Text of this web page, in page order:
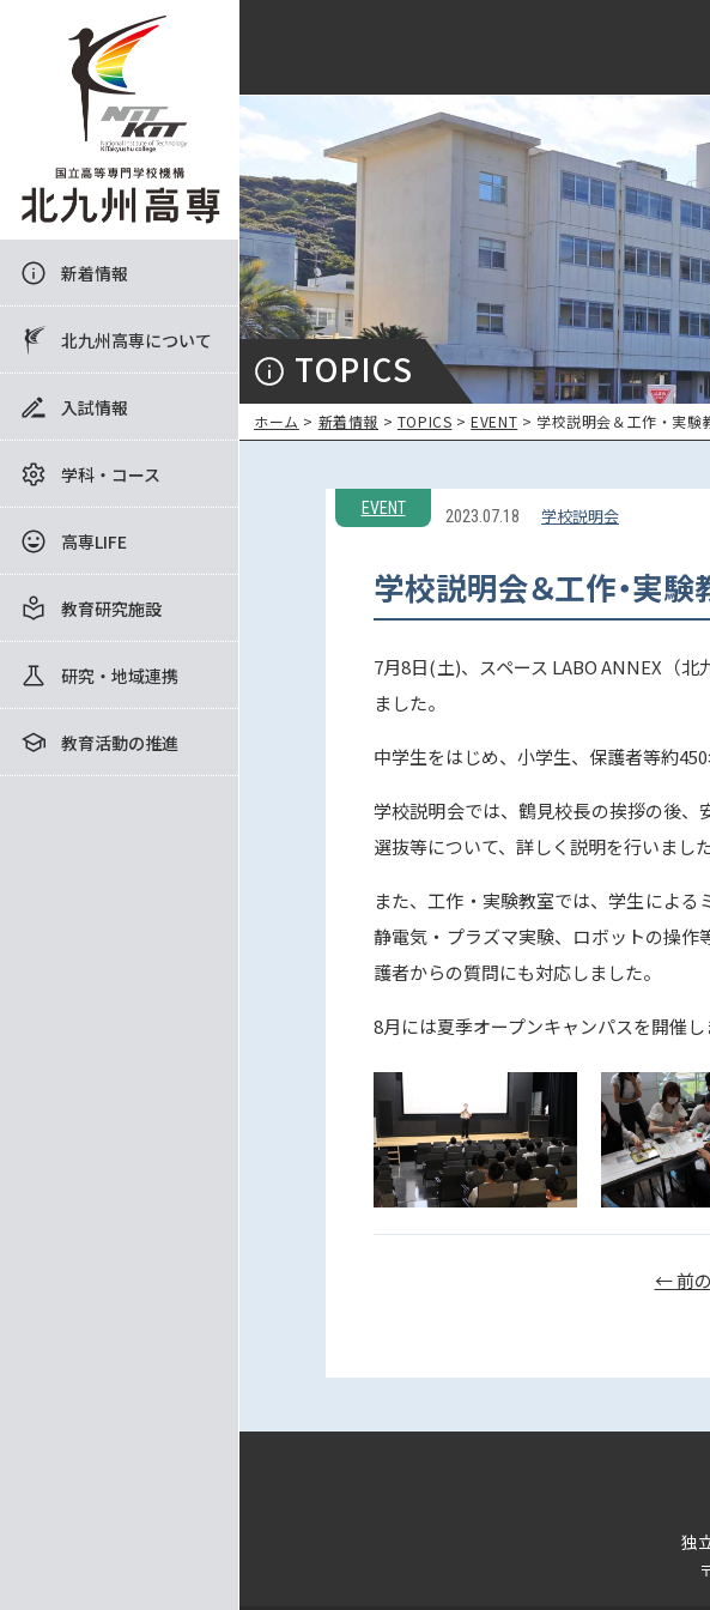
新着情報
北九州高専について
入試情報
学科・コース
高専LIFE
教育研究施設
研究・地域連携
教育活動の推進
TOPICS
ホーム > 新着情報 > TOPICS >EVENT > 学校説明会＆工作・実験
EVENT 2023.07.18 学校説明会
学校説明会＆工作・実験
7月8日(土)、スペース LABO ANNEX（
ました。
中学生をはじめ、小学生、保護者等約
学校説明会では、鶴見校長の挨拶の後
選抜等について、詳しく説明を行いました
また、工作・実験教室では、学生によ
静電気・プラズマ実験、ロボットの操
護者からの質問にも対応しました。
8月には夏季オープンキャンパスを開催し
← 前
独